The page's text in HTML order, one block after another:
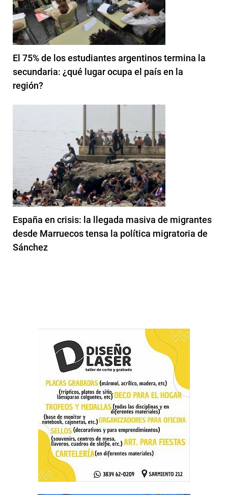
El 75% de los estudiantes argentinos termina la
secundaria: ¿qué lugar ocupa el país en la
región?
España en crisis: la llegada masiva de migrantes
desde Marruecos tensa la política migratoria de
Sánchez